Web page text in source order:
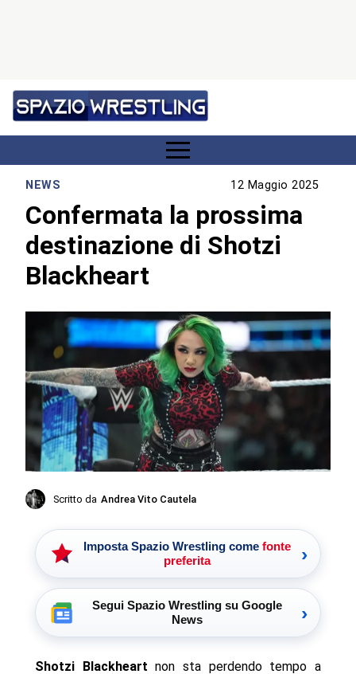
NEWS 12 Maggio 2025
Confermata la prossima
destinazione di Shotzi
Blackheart
Scritto da Andrea Vito Cautela
Imposta Spazio Wrestling come fonte
preferita
›
Segui Spazio Wrestling su Google
News
›
Shotzi Blackheart non sta perdendo tempo a